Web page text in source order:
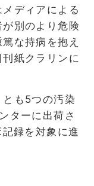
ディアによる
別のより危険
な持病を抱え
紙クラリンに
も5つの汚染
ターに出荷さ
録を対象に進